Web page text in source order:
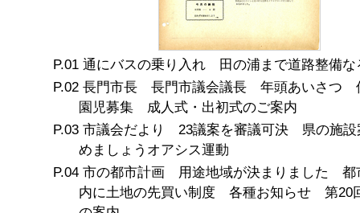
通にバスの乗り入れ 田の浦まで道路整備な
長門市長 長門市議会議長 年頭あいさつ
園児募集 成人式・出初式のご案内
市議会だより 23議案を審議可決 県の施
めましょうオアシス運動
市の都市計画 用途地域が決まりました 都
内に土地の先買い制度 各種お知らせ 第20